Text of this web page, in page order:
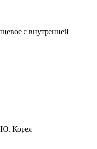
с внутренней
Ю. Корея